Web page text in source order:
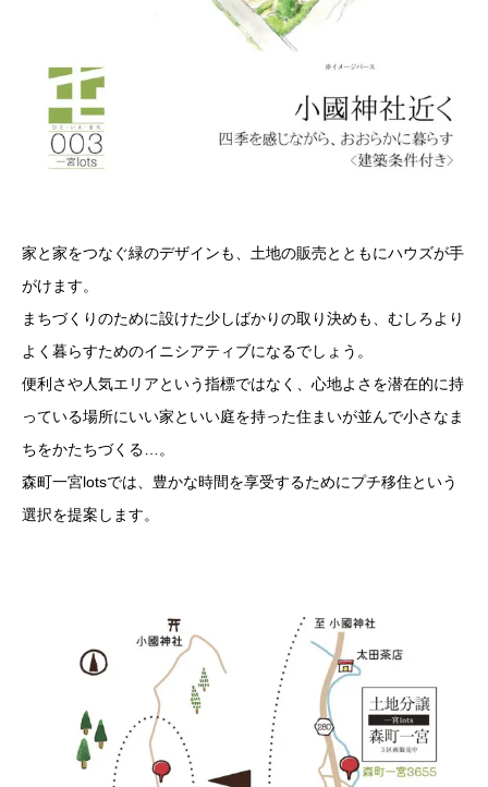
家と家をつなぐ緑のデザインも、土地の販売とともにハウズが手
がけます。
まちづくりのために設けた少しばかりの取り決めも、むしろより
よく暮らすためのイニシアティブになるでしょう。
便利さや人気エリアという指標ではなく、心地よさを潜在的に持
っている場所にいい家といい庭を持った住まいが並んで小さなま
ちをかたちづくる…。
森町一宮lotsでは、豊かな時間を享受するためにプチ移住という
選択を提案します。